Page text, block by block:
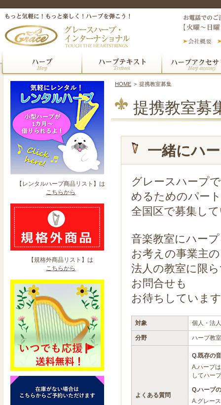
【レンタルハープ商品リスト】は
こちらから
【規格外商品リスト】は
こちらから
HOME > 提携教室募集
提携教室募
一緒にハ
グレースハープ
めるためのパー
全国区で募集し
音楽教室にハー
お考えの事業主
法人の教室に限
お問合せも
お待ちしていま
対象 個人・法
分野 ハープ教室
よくある質問
Q.既存の
A.ハープ
してハー
Q.ハープ
A.グレー